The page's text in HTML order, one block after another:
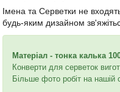
Імена та Серветки не
будь-яким дизайном
Матеріал - тонка калька
Конверти для серветок
Більше фото робіт на нашій